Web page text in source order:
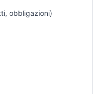
obbligazioni)